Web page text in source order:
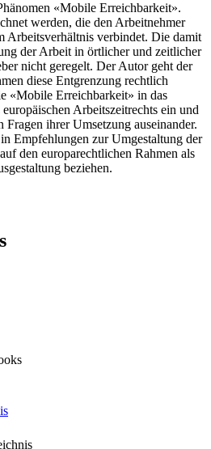
«Mobile Erreichbarkeit».
werden, die den Arbeitnehmer
Arbeitsverhältnis verbindet. Die damit
der Arbeit in örtlicher und zeitlicher
nicht geregelt. Der Autor geht der
diese Entgrenzung rechtlich
«Mobile Erreichbarkeit» in das
Arbeitszeitrechts ein und
Fragen ihrer Umsetzung auseinander.
Empfehlungen zur Umgestaltung der
den europarechtlichen Rahmen als
beziehen.